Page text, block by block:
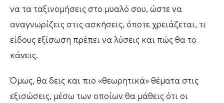
να τα ταξινομήσεις στο μυαλό σου, ώστε να
αναγνωρίζεις στις ασκήσεις, όποτε χρειάζεται, τι
είδους εξίσωση πρέπει να λύσεις και πώς θα το
κάνεις.
Όμως, θα δεις και πιο «θεωρητικά» θέματα στις
εξισώσεις, μέσω των οποίων θα μάθεις ότι οι